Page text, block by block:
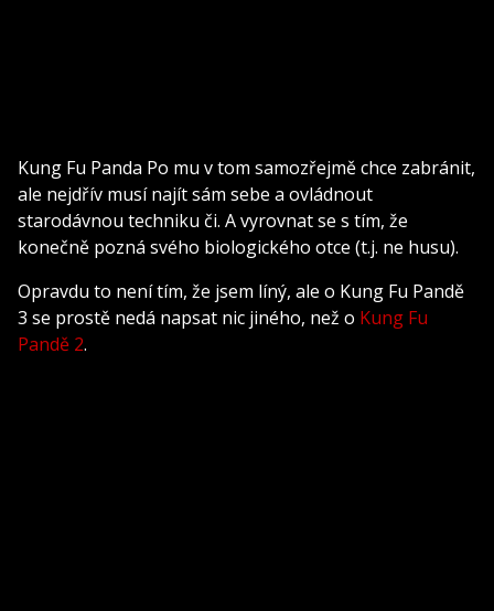
Kung Fu Panda Po mu v tom samozřejmě chce zabránit,
ale nejdřív musí najít sám sebe a ovládnout
starodávnou techniku či. A vyrovnat se s tím, že
konečně pozná svého biologického otce (t.j. ne husu).
Opravdu to není tím, že jsem líný, ale o Kung Fu Pandě
3 se prostě nedá napsat nic jiného, než o Kung Fu
Pandě 2.